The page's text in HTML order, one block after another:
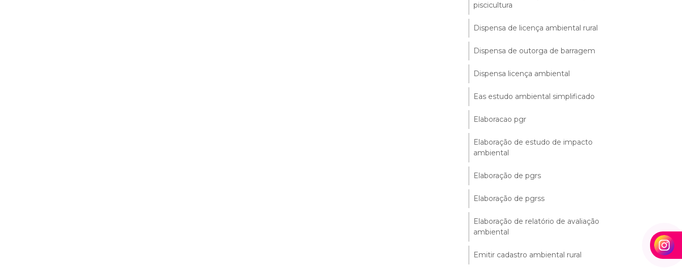
piscicultura
Dispensa de licença ambiental rural
Dispensa de outorga de barragem
Dispensa licença ambiental
Eas estudo ambiental simplificado
Elaboracao pgr
Elaboração de estudo de impacto
ambiental
Elaboração de pgrs
Elaboração de pgrss
Elaboração de relatório de avaliação
ambiental
Emitir cadastro ambiental rural